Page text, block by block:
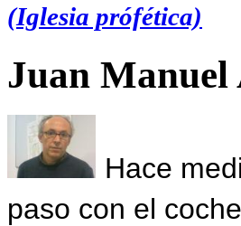
(Iglesia prófética)
Juan Manuel
Hace
paso con el